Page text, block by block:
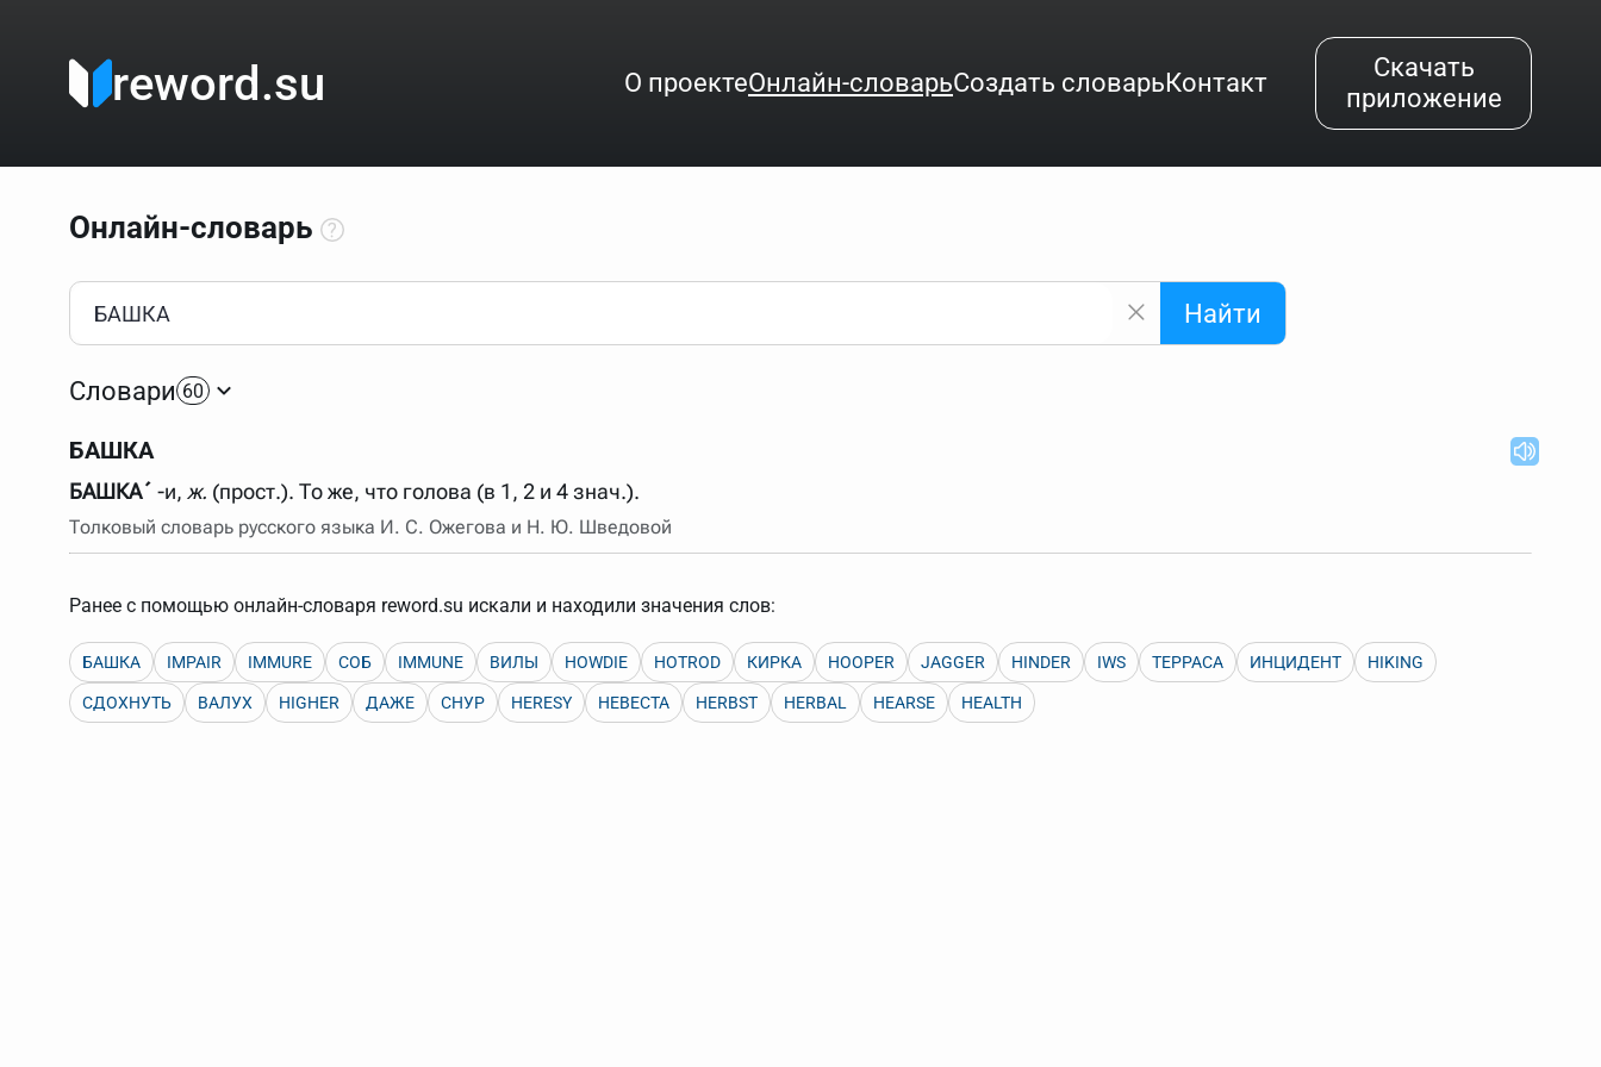
reword.su О проектеОнлайн-словарьСоздать словарьКонтакт
Скачать
приложение
Онлайн-словарь
Как пользоваться онлайн-словарём?
Прежде всего, начните вводить слово, значение которого интересует. Система автоматически подберёт варианты по начальным буквам и покажет их во всплывающем меню.
Если точное написание слова неизвестно (как в кроссворде), неизвестную букву можно заменить подстановочным знаком звёздочкой (*), а несколько неизвестных букв —
Для более сложных случаев существует возможность указывать несколько слов в запросе. Например, если написать в строке запроса "Пушкин поэт" и нажать "Найти", выведутся
В сложных запросах тоже могут присутствовать неизвестные буквы. Например, в кроссворде есть слово "***м***ов", в задании "русский поэт 19 века". Пишем в Reword первым
словом "***м***ов", далее через пробел "поэт". Получается "***м***ов поэт" (без кавычек). Нажимаем "Найти" и получаем статью "Лермонтов" и не только.
Порядок словарей можно изменять, перетаскивая словарь вверх или вниз за прямоугольник слева от названия словаря. Также можно выключать ненужные словари.
Найти
Словари 60
БАШКА
БАШКА´ -и, ж. (прост.). То же, что голова (в 1, 2 и 4 знач.).
Толковый словарь русского языка И. С. Ожегова и Н. Ю. Шведовой
Ранее с помощью онлайн-словаря reword.su искали и находили значения слов:
БАШКА IMPAIR IMMURE СОБ IMMUNE ВИЛЫ HOWDIE HOTROD КИРКА HOOPER JAGGER HINDER IWS ТЕРРАСА ИНЦИДЕНТ HIKING
СДОХНУТЬ ВАЛУХ HIGHER ДАЖЕ СНУР HERESY НЕВЕСТА HERBST HERBAL HEARSE HEALTH